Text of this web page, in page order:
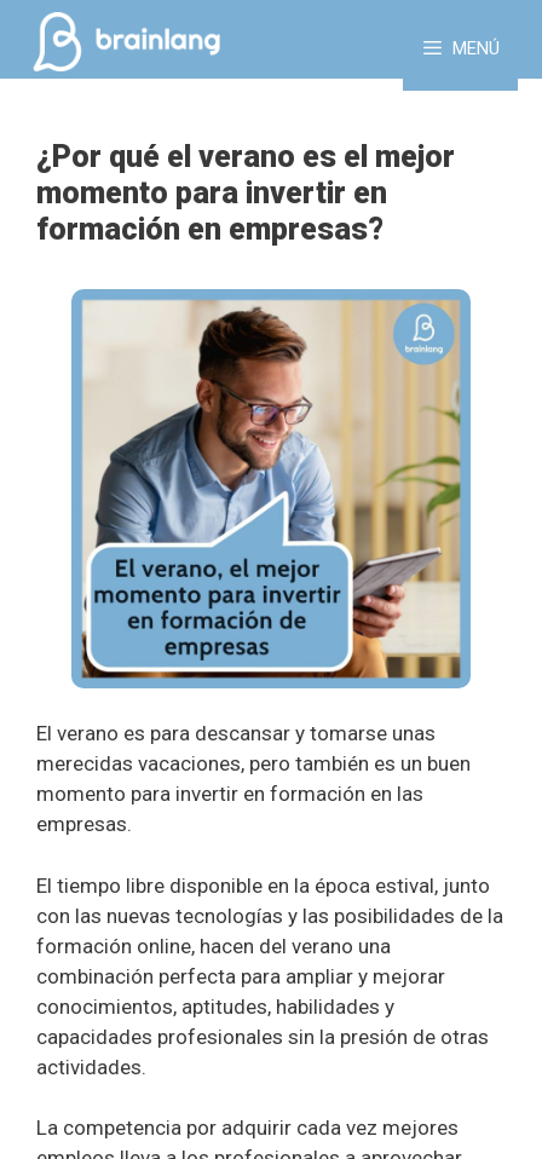
Saltar
contenido
MENÚ
¿Por qué el verano es el mejor
momento para invertir en
formación en empresas?
El verano es para descansar y tomarse unas
merecidas vacaciones, pero también es un buen
momento para invertir en formación en las
empresas.
El tiempo libre disponible en la época estival, junto
con las nuevas tecnologías y las posibilidades de la
formación online, hacen del verano una
combinación perfecta para ampliar y mejorar
conocimientos, aptitudes, habilidades y
capacidades profesionales sin la presión de otras
actividades.
La competencia por adquirir cada vez mejores